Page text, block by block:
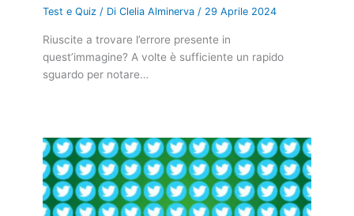
Test e Quiz / DiClelia Alminerva/ 29 Aprile 2024
Riuscite a trovare l’errore presente in
quest’immagine? A volte è sufficiente un rapido
sguardo per notare…